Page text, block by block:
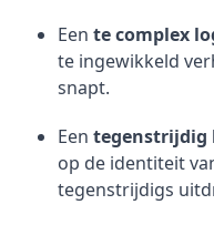
Een te complex
te ingewikkeld
snapt.
Een tegenstrijdig
op de identiteit
tegenstrijdigs